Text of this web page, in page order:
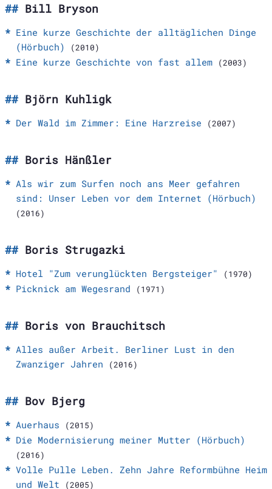
Bill Bryson
Eine kurze Geschichte der alltäglichen Dinge
(Hörbuch)
(2010)
Eine kurze Geschichte von fast allem (2003)
Björn Kuhligk
Der Wald im Zimmer: Eine Harzreise (2007)
Boris Hänßler
Als wir zum Surfen noch ans Meer gefahren
sind: Unser Leben vor dem Internet (Hörbuch)
(2016)
Boris Strugazki
Hotel "Zum verunglückten Bergsteiger" (1970)
Picknick am Wegesrand (1971)
Boris von Brauchitsch
Alles außer Arbeit. Berliner Lust in den
Zwanziger Jahren
(2016)
Bov Bjerg
Auerhaus (2015)
Die Modernisierung meiner Mutter (Hörbuch)
(2016)
Volle Pulle Leben. Zehn Jahre Reformbühne Heim
und Welt
(2005)